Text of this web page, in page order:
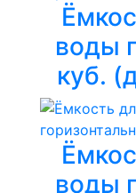
воды
куб.
воды